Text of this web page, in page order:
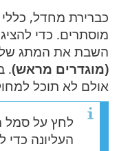
כברירת מחדל,
מוסתרים. כדי
השבת את המתג
(מוגדרים מראש).
אולם לא תוכל
לחץ על סמל
העליונה